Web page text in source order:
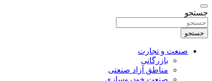
جستجو
جستجو
صنعت و تجارت
بازرگانی
مناطق آزاد صنعتی
صنعت خودروسازی